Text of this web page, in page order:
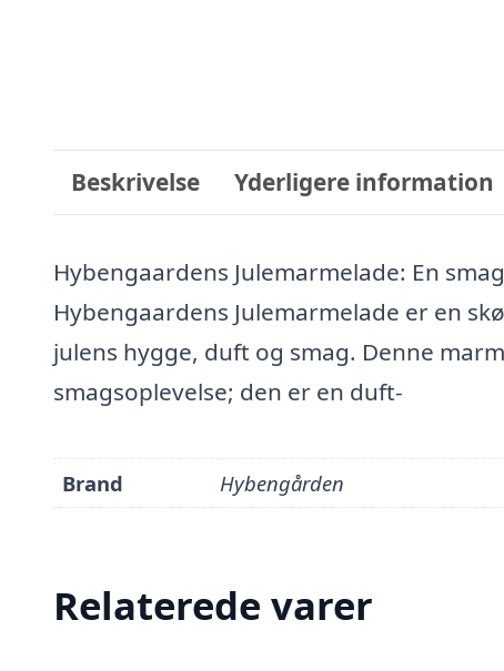
Beskrivelse Yderligere information
Hybengaardens Julemarmelade: En
Hybengaardens Julemarmelade er en
julens hygge, duft og smag. Denne
smagsoplevelse; den er en duft-
Brand Hybengården
Relaterede varer